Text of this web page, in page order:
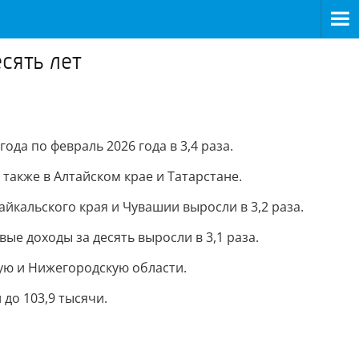
лет
по февраль 2026 года в 3,4 раза.
в Алтайском крае и Татарстане.
края и Чувашии выросли в 3,2 раза.
доходы за десять выросли в 3,1 раза.
и Нижегородскую области.
103,9 тысячи.